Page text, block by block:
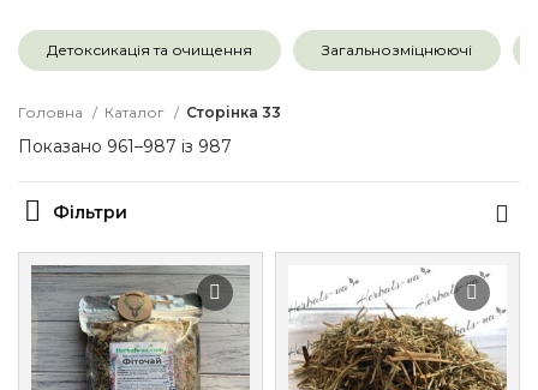
Детоксикація та очищення Загальнозміцнюючі
Головна Каталог Сторінка 33
Показано 961–987 із 987
Фільтри